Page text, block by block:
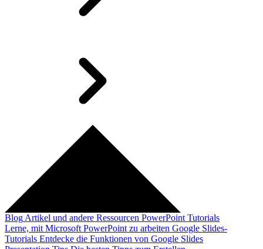
Blog Artikel und andere Ressourcen PowerPoint Tutorials
Lerne, mit Microsoft PowerPoint zu arbeiten Google Slides-
Tutorials Entdecke die Funktionen von Google Slides